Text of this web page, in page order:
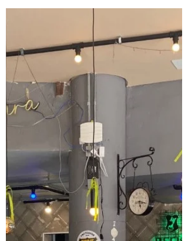
ambiente elegante, em...